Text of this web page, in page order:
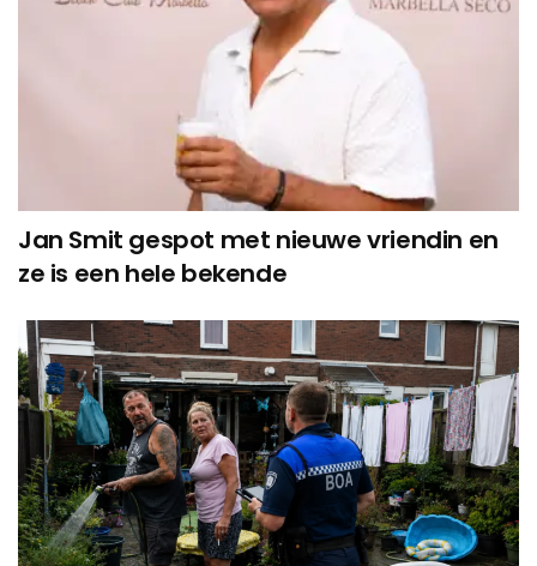
Jan Smit gespot met nieuwe vriendin en
ze is een hele bekende